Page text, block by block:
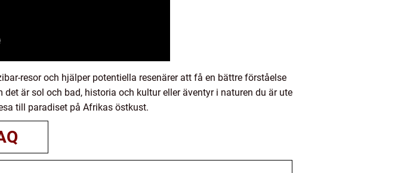
resor och hjälper potentiella resenärer att få en bättre förståelse
är sol och bad, historia och kultur eller äventyr i naturen du är ute
till paradiset på Afrikas östkust.